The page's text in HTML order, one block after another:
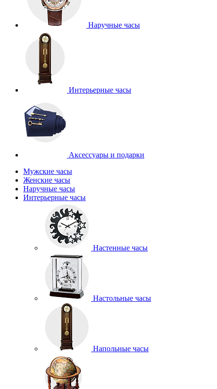
Наручные часы
Интерьерные часы
Аксессуары и подарки
Мужские часы
Женские часы
Наручные часы
Интерьерные часы
Настенные часы
Настольные часы
Напольные часы